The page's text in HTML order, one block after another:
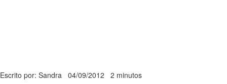
Escrito por: Sandra 04/09/2012 2 minutos